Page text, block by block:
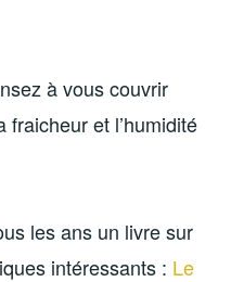
à vous couvrir
et l’humidité
les ans un livre sur
intéressants : Le